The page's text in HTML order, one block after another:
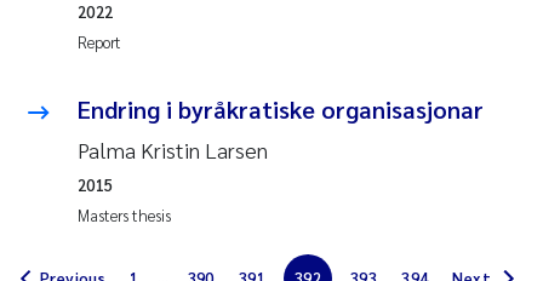
Erik Höglund
Sabine Marty
Marijana Stenrud Brkljacic
Ailbhe Lisette Macken
Report
2022
Endring i byråkratiske organisasjonar
Palma Kristin Larsen
Masters thesis
2015